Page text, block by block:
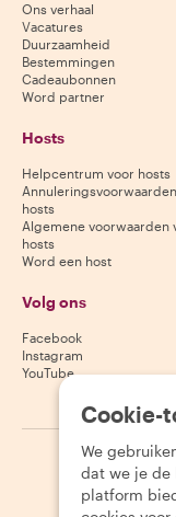
Ons verhaal
Vacatures
Duurzaamheid
Bestemmingen
Cadeaubonnen
Word partner
Hosts
Helpcentrum voor hosts
hosts
Algemene voorwaarden
hosts
Word een host
Volg ons
Facebook
Instagram
YouTube
2026
Cookie-
We
dat we je de
platform